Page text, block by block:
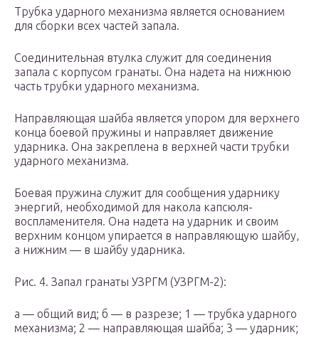
Трубка ударного механизма является основанием
для сборки всех частей запала.
Соединительная втулка служит для соединения
запала с корпусом гранаты. Она надета на нижнюю
часть трубки ударного механизма.
Направляющая шайба является упором для верхнего
конца боевой пружины и направляет движение
ударника. Она закреплена в верхней части трубки
ударного механизма.
Боевая пружина служит для сообщения ударнику
энергий, необходимой для накола капсюля-
воспламенителя. Она надета на ударник и своим
верхним концом упирается в направляющую шайбу,
а нижним — в шайбу ударника.
Рис. 4. Запал гранаты УЗРГМ (УЗРГМ-2):
а — общий вид; б — в разрезе; 1 — трубка ударного
механизма; 2 — направляющая шайба; 3 — ударник;